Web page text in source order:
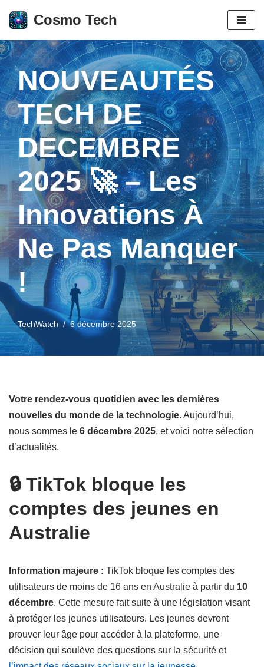
Aller
au
contenu
Cosmo Tech
NOUVEAUTÉS
TECH DE
DECEMBRE
2025 🚀 – Les
Innovations À
Ne Pas Manquer
!
TechWatch 6 décembre 2025
Votre rendez-vous quotidien avec les dernières
nouvelles du monde de la technologie.Aujourd’hui,
nous sommes le 6 décembre 2025, et voici notre sélection
d’actualités.
🔒 TikTok bloque les
comptes des jeunes en
Australie
Information majeure : TikTok bloque les comptes des
utilisateurs de moins de 16 ans en Australie à partir du 10
décembre. Cette mesure fait suite à une législation visant
à protéger les jeunes utilisateurs. Les jeunes devront
prouver leur âge pour accéder à la plateforme, une
décision qui soulève des questions sur la sécurité et